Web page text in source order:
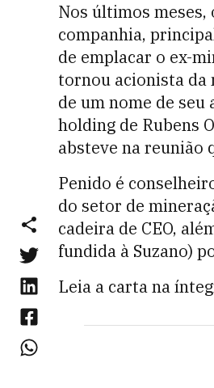
Nos últimos
companhia,
de emplacar o ex-
tornou acionista da
de um nome de
holding de Rubens
absteve na reunião
Penido é
do setor de
cadeira de CEO,
fundida à Suzano)
Leia a carta na